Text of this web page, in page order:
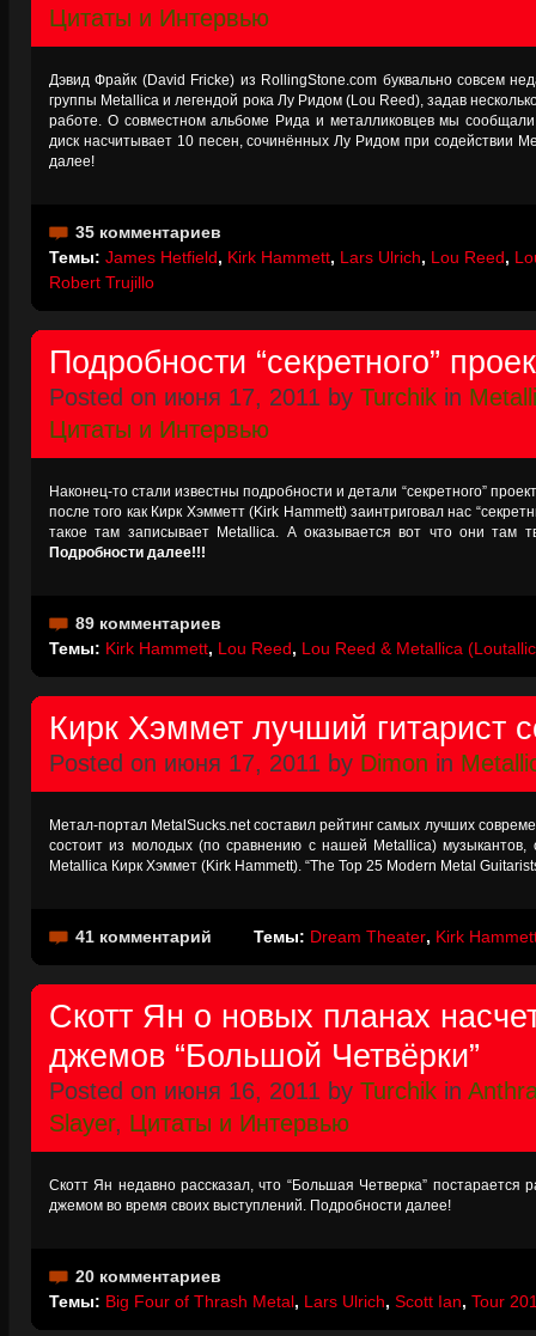
Цитаты и Интервью
Дэвид Фрайк (David Fricke) из RollingStone.com буквально совсем
группы Metallica и легендой рока Лу Ридом (Lou Reed), задав
работе. О совместном альбоме Рида и металликовцев мы
диск насчитывает 10 песен, сочинённых Лу Ридом при содействии
далее!
35 комментариев
Темы: James Hetfield, Kirk Hammett, Lars Ulrich, Lou Reed,
Robert Trujillo
Подробности “секретного”
Posted on июня 17, 2011 by Turchik in
Цитаты и Интервью
Наконец-то стали известны подробности и детали “секретного”
после того как Кирк Хэмметт (Kirk Hammett) заинтриговал нас
такое там записывает Metallica. А оказывается вот что они там
Подробности далее!!!
89 комментариев
Темы: Kirk Hammett, Lou Reed, Lou Reed & Metallica
Кирк Хэммет лучший гитарист
Posted on июня 17, 2011 by Dimon in
Метал-портал MetalSucks.net составил рейтинг самых лучших
состоит из молодых (по сравнению с нашей Metallica) музыкантов,
Metallica Кирк Хэммет (Kirk Hammett). “The Top 25 Modern Metal
41 комментарий Темы: Dream Theater, Kirk
Скотт Ян о новых планах
джемов “Большой Четвёрки”
Posted on июня 16, 2011 by Turchik in
Slayer, Цитаты и Интервью
Скотт Ян недавно рассказал, что “Большая Четверка” постарается
джемом во время своих выступлений. Подробности далее!
20 комментариев
Темы: Big Four of Thrash Metal, Lars Ulrich, Scott Ian, Tour